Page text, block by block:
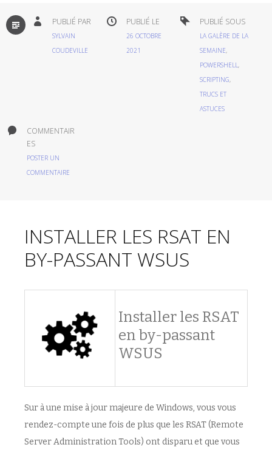
PAR
DÉFAUT
PUBLIÉ PAR
SYLVAIN
COUDEVILLE
PUBLIÉ LE
26 OCTOBRE
2021
PUBLIÉ SOUS
LA GALÈRE DE LA
SEMAINE,
POWERSHELL,
SCRIPTING,
TRUCS ET
ASTUCES
COMMENTAIR
ES
POSTER UN
COMMENTAIRE
INSTALLER LES RSAT EN
BY-PASSANT WSUS
Installer les RSAT
en by-passant
WSUS
Sur à une mise à jour majeure de Windows, vous vous
rendez-compte une fois de plus que les RSAT (Remote
Server Administration Tools) ont disparu et que vous